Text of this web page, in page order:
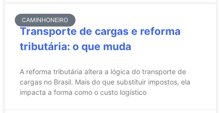
CAMINHONEIRO
Transporte de cargas e reforma
tributária: o que muda
A reforma tributária altera a lógica do transporte de
cargas no Brasil. Mais do que substituir impostos, ela
impacta a forma como o custo logístico